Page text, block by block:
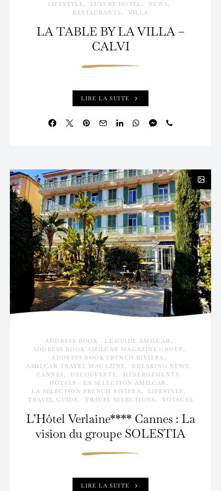
LIFESTYLE
LUXURY HOTEL
NEWS
RESTAURANTS
VILLA
LA TABLE BY LA VILLA –
CALVI
LIRE LA SUITE
ADDRESS BOOK - LE GUIDE AMILCAR
ADDRESS BOOK AMILCAR MAGAZINE GROUP
ADDRESS BOOK FRENCH RIVIERA
AMILCAR TRAVEL MAGAZINE
BREAKING NEWS
CANNES
DÉCOUVERTE
HÉBERGEMENTS
HÔTELS - LA SÉLECTION AMILCAR
LA SÉLECTION FRENCH RIVIERA
LIFESTYLE
TRAVEL GUIDE
TRAVEL SELECTIONS VOYAGES
L’Hôtel Verlaine**** Cannes : La
vision du groupe SOLESTIA
LIRE LA SUITE